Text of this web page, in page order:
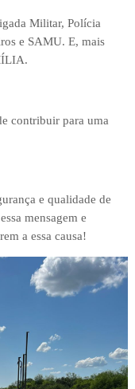
Militar, Polícia
e SAMU. E, mais
contribuir para uma
e qualidade de
mensagem e
a essa causa!